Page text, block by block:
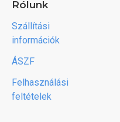
Rólunk
Szállítási
információk
ÁSZF
Felhasználási
feltételek